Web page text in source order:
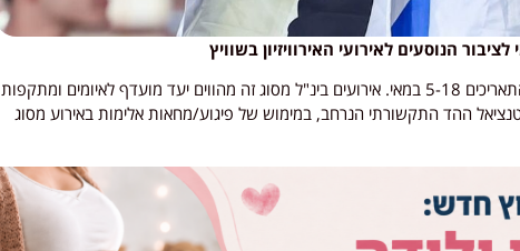
הנוסעים לאירועי האירוויזיון בשוויץ
אירועי האירוויזיון יתקיימו בשוויץ בין התאריכים 5-18 במאי. אירועים בינ"ל מסוג זה מהווים יעד מועדף לאיומים ומתקפות
ההד התקשורתי הנרחב, במימוש של פיגוע/מחאות אלימות באירוע מסוג